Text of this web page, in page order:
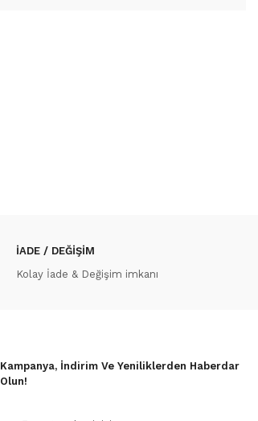
İADE / DEĞİŞİM
Kolay İade & Değişim imkanı
Kampanya, İndirim Ve Yeniliklerden Haberdar
Olun!